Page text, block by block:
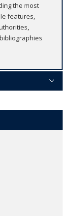
the most
features,